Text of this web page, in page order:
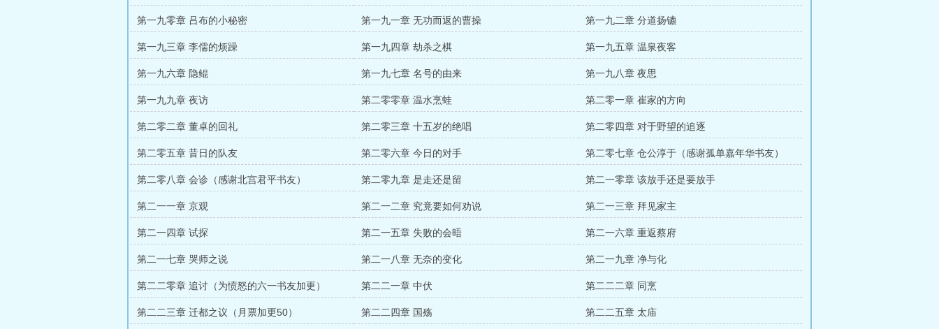
第一九零章 吕布的小秘密 第一九一章 无功而返的曹操 第一九二章 分道扬镳
第一九三章 李儒的烦躁 第一九四章 劫杀之棋 第一九五章 温泉夜客
第一九六章 隐鲲 第一九七章 名号的由来 第一九八章 夜思
第一九九章 夜访 第二零零章 温水烹蛙 第二零一章 崔家的方向
第二零二章 董卓的回礼 第二零三章 十五岁的绝唱 第二零四章 对于野望的追逐
第二零五章 昔日的队友 第二零六章 今日的对手 第二零七章 仓公淳于（感谢孤单嘉年华书友）
第二零八章 会诊（感谢北宫君平书友） 第二零九章 是走还是留 第二一零章 该放手还是要放手
第二一一章 京观 第二一二章 究竟要如何劝说 第二一三章 拜见家主
第二一四章 试探 第二一五章 失败的会晤 第二一六章 重返蔡府
第二一七章 哭师之说 第二一八章 无奈的变化 第二一九章 净与化
第二二零章 追讨（为愤怒的六一书友加更） 第二二一章 中伏 第二二二章 同烹
第二二三章 迁都之议（月票加更50） 第二二四章 国殇 第二二五章 太庙